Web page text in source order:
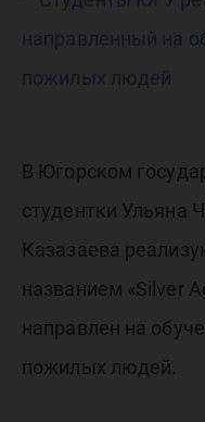
В Югорском
студентки Ульяна
Казазаева
названием «Silver
направлен на
пожилых людей.